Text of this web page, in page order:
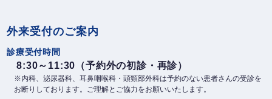
外来受付のご案内
診療受付時間
8:30～11:30（予約外の初診・再診）
※内科、泌尿器科、耳鼻咽喉科・頭頸部外科は予約のない患者さんの受診を
お断りしております。ご理解とご協力をお願いいたします。